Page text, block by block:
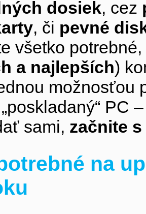
dosiek, cez
, či pevné
všetko
a najlepších)
možnosťou
PC
sami, začnite
na